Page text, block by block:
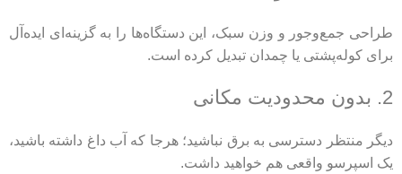
طراحی جمع‌وجور و وزن سبک، این دستگاه‌ها را به گزینه‌ای ایده‌آل
برای کوله‌پشتی یا چمدان تبدیل کرده است.
2. بدون محدودیت مکانی
دیگر منتظر دسترسی به برق نباشید؛ هرجا که آب داغ داشته باشید،
یک اسپرسو واقعی هم خواهید داشت.